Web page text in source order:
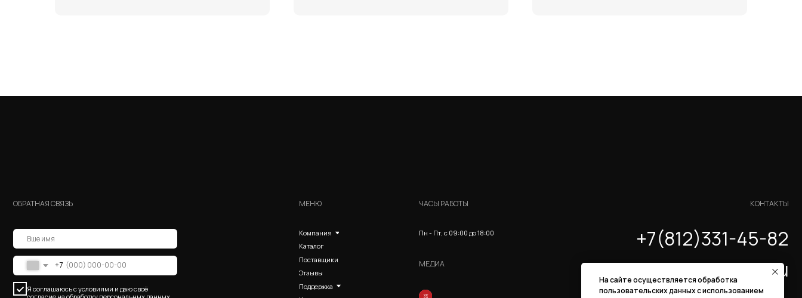
Я соглашаюсь с условиями и даю своё
Политика персональных данных © Евразия Инжиниринг Сервис 2022-2026 Разработка сайта
На сайте осуществляется обработка
пользовательских данных с использованием